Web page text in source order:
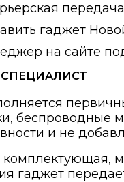
гаджет
на сайте
беспроводные
и не
гаджет